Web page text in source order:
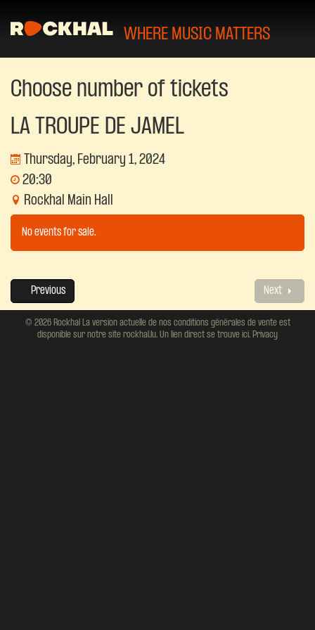
WHERE MUSIC MATTERS
Choose number of tickets
LA TROUPE DE JAMEL
Thursday, February 1, 2024
20:30
Rockhal Main Hall
No events for sale.
Previous Next
© 2026 Rockhal La version actuelle de nos conditions générales de vente est
disponible sur notre site rockhal.lu. Un lien direct se trouve ici. Privacy